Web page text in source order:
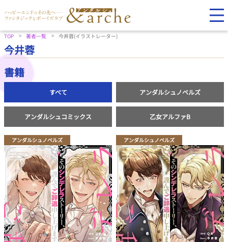
TOP 著者一覧 今井蓉(イラストレーター)
今井蓉
書籍
すべて アンダルシュノベルズ
アンダルシュコミックス 乙女アルファB
アンダルシュノベルズ アンダルシュノベルズ